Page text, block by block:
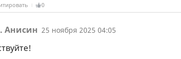
0
Анисин 25 ноября 2025 04:05